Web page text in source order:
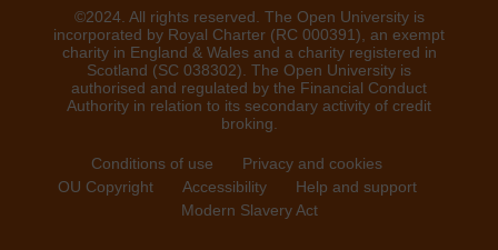
©2024. All rights reserved. The Open University is
incorporated by Royal Charter (RC 000391), an exempt
charity in England & Wales and a charity registered in
Scotland (SC 038302). The Open University is
authorised and regulated by the Financial Conduct
Authority in relation to its secondary activity of credit
broking.
Conditions of use
Privacy and cookies
OU Copyright
Accessibility
Help and support
Modern Slavery Act